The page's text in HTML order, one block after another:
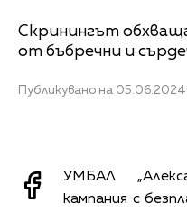
Скринингът
от бъбречни и
Публикувано на 05.06.2024
УМБАЛ
кампания с